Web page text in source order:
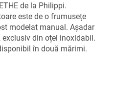
de la Philippi.
este de o frumusețe
modelat manual. Așadar
din oțel inoxidabil.
în două mărimi.